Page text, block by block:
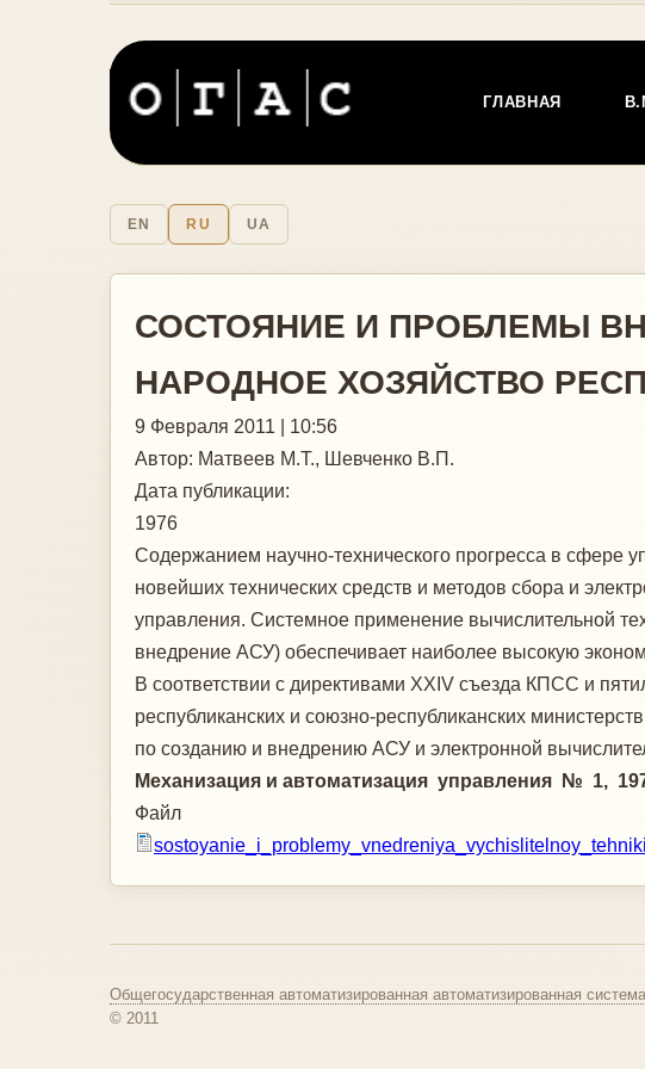
ГЛАВНАЯ
EN RU UA
СОСТОЯНИЕ И ПРОБЛЕМЫ
НАРОДНОЕ ХОЗЯЙСТВО
9 Февраля 2011 | 10:56
Автор: Матвеев М.Т., Шевченко В.П.
Дата публикации:
1976
Содержанием научно-технического прогресса в сфере
новейших технических средств и методов сбора и
управления. Системное примене­ние вычислительной
внедрение АСУ) обеспечивает наиболее высокую
В соответствии с директивами XXIV съезда КПСС и
республиканских и союзно-республиканских
по созданию и внедрению АСУ и электронной
Механизация и автоматизация управления № 1,
Файл
Общегосударственная автоматизированная автоматизированная
© 2011